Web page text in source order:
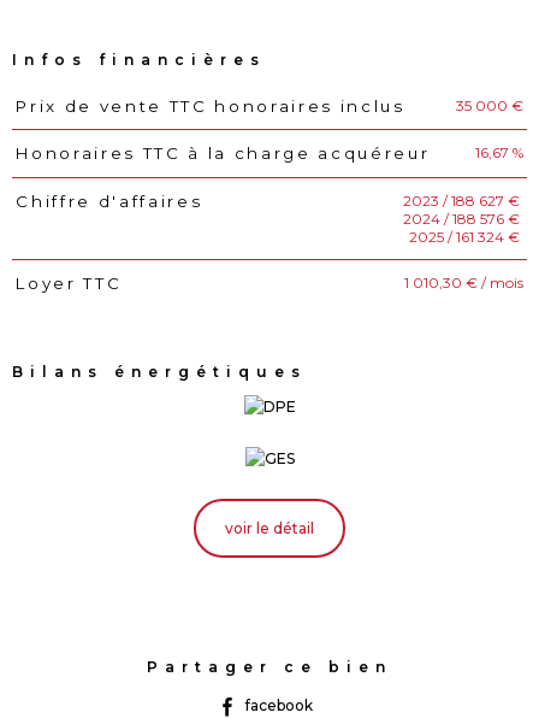
Infos financières
Caractéristiques Valeurs
Prix de vente TTC honoraires inclus 35 000 €
Honoraires TTC à la charge acquéreur 16,67 %
Chiffre d'affaires
2023 / 188 627 €
2024 / 188 576 €
2025 / 161 324 €
Loyer TTC 1 010,30 € / mois
Bilans énergétiques
voir le détail
Partager ce bien
facebook